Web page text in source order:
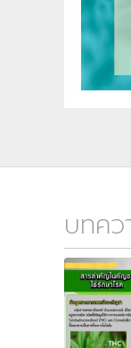
บทคว